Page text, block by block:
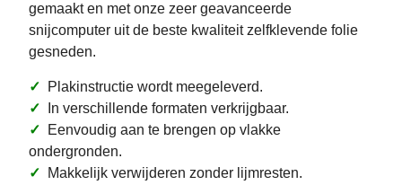
gemaakt en met onze zeer geavanceerde
snijcomputer uit de beste kwaliteit zelfklevende folie
gesneden.
✓ Plakinstructie wordt meegeleverd.
✓ In verschillende formaten verkrijgbaar.
✓ Eenvoudig aan te brengen op vlakke
ondergronden.
✓ Makkelijk verwijderen zonder lijmresten.